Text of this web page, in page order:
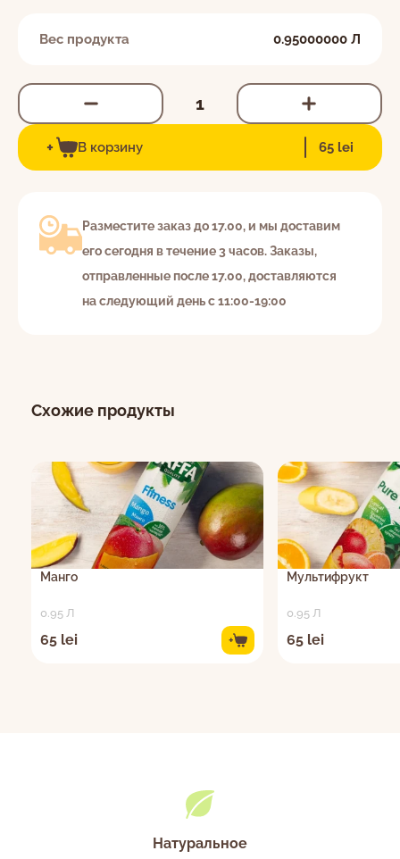
c 8:30 до 22:00 ежедневно
022-264-600
Я даю согласие на обработку персональных
данных в соответствии сПолитикой
Разместите заказ до 17.00, и мы доставим
его сегодня в течение 3 часов. Заказы,
отправленные после 17.00, доставляются
на следующий день с 11:00-19:00
Вес продукта 0.95000000 Л
+ В корзину 65 lei
Схожие продукты
Манго
0.95 Л
65 lei +
Мультифрукт
0.95 Л
65 lei
Натуральное